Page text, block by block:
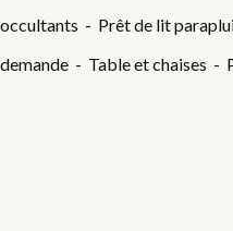
occultants - Prêt de lit
demande - Table et chaises -